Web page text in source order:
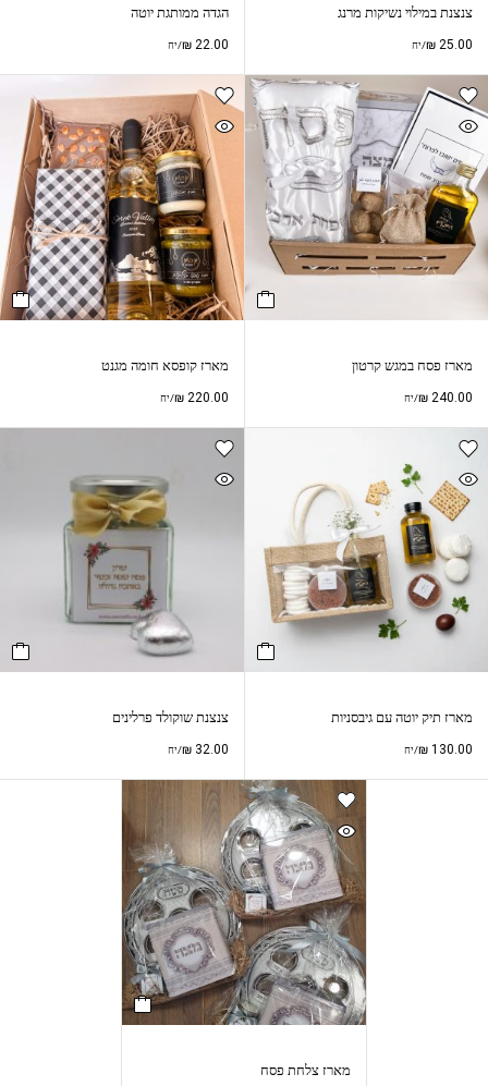
צנצנת במילוי נשיקות מרנג
₪ 25.00 /יח
הגדה ממותגת יוטה
₪22.00 /יח
מארז פסח במגש קרטון
₪ 240.00 /יח
מארז קופסא חומה מגנט
₪220.00 /יח
מארז תיק יוטה עם גיבסניות
₪ 130.00 /יח
צנצנת שוקולד פרלינים
₪32.00 /יח
מארז צלחת פסח